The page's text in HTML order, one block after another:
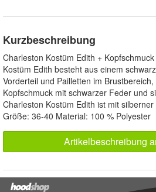
Kurzbeschreibung
Charleston Kostüm Edith +
Kostüm Edith besteht aus einem
Vorderteil und Pailletten im
Kopfschmuck mit schwarzer Feder und
Charleston Kostüm Edith ist mit
Größe: 36-40 Material: 100 % Polyester
Artikelbeschreibung